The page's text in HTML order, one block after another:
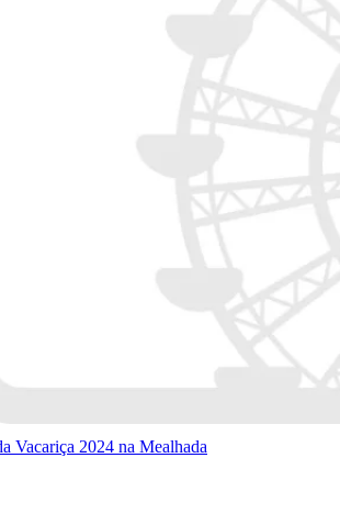
Vacariça 2024 na Mealhada